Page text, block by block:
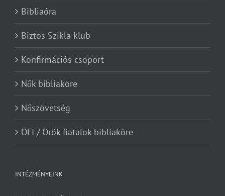
Bibliaóra
Biztos Szikla klub
Konfirmációs csoport
Nők bibliaköre
Nőszövetség
ÖFI / Örök fiatalok bibliaköre
INTÉZMÉNYEINK